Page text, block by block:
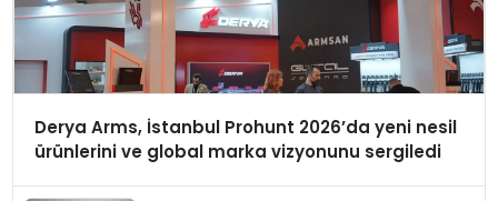
Derya Arms, İstanbul Prohunt 2026’da yeni nesil
ürünlerini ve global marka vizyonunu sergiledi